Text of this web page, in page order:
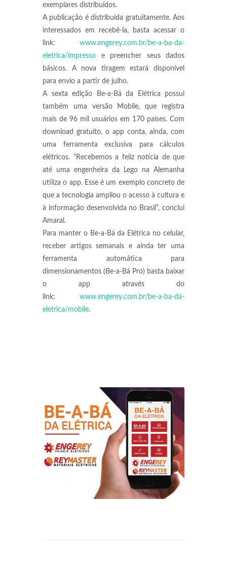
exemplares distribuídos.
A publicação é distribuída gratuitamente. Aos
interessados em recebê-la, basta acessar o
link: www.engerey.com.br/be-a-ba-da-
eletrica/impresso e preencher seus dados
básicos. A nova tiragem estará disponível
para envio a partir de julho.
A sexta edição Be-a-Bá da Elétrica possui
também uma versão Mobile, que registra
mais de 96 mil usuários em 170 países. Com
download gratuito, o app conta, ainda, com
uma ferramenta exclusiva para cálculos
elétricos. “Recebemos a feliz notícia de que
até uma engenheira da Lego na Alemanha
utiliza o app. Esse é um exemplo concreto de
que a tecnologia ampliou o acesso à cultura e
à informação desenvolvida no Brasil”, conclui
Amaral.
Para manter o Be-a-Bá da Elétrica no celular,
receber artigos semanais e ainda ter uma
ferramenta automática para
dimensionamentos (Be-a-Bá Pro) basta baixar
o app através do
link: www.engerey.com.br/be-a-ba-da-
eletrica/mobile.